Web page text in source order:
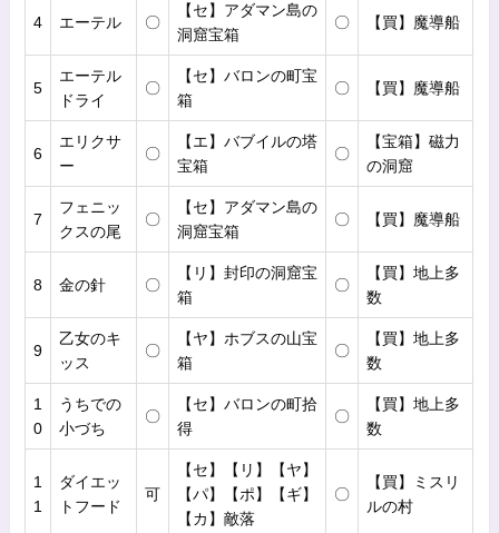
4 エーテル 〇
【セ】アダマン島の
洞窟宝箱
〇 【買】魔導船
5
エーテル
ドライ
〇
【セ】バロンの町宝
箱
〇 【買】魔導船
6
エリクサ
ー
〇
【エ】バブイルの塔
宝箱
〇
【宝箱】磁力
の洞窟
7
フェニッ
クスの尾
〇
【セ】アダマン島の
洞窟宝箱
〇 【買】魔導船
8 金の針 〇
【リ】封印の洞窟宝
箱
〇
【買】地上多
数
9
乙女のキ
ッス
〇
【ヤ】ホブスの山宝
箱
〇
【買】地上多
数
1
0
うちでの
小づち
〇
【セ】バロンの町拾
得
〇
【買】地上多
数
1
1
ダイエッ
トフード
可
【セ】【リ】【ヤ】
【パ】【ポ】【ギ】
【カ】敵落
〇
【買】ミスリ
ルの村